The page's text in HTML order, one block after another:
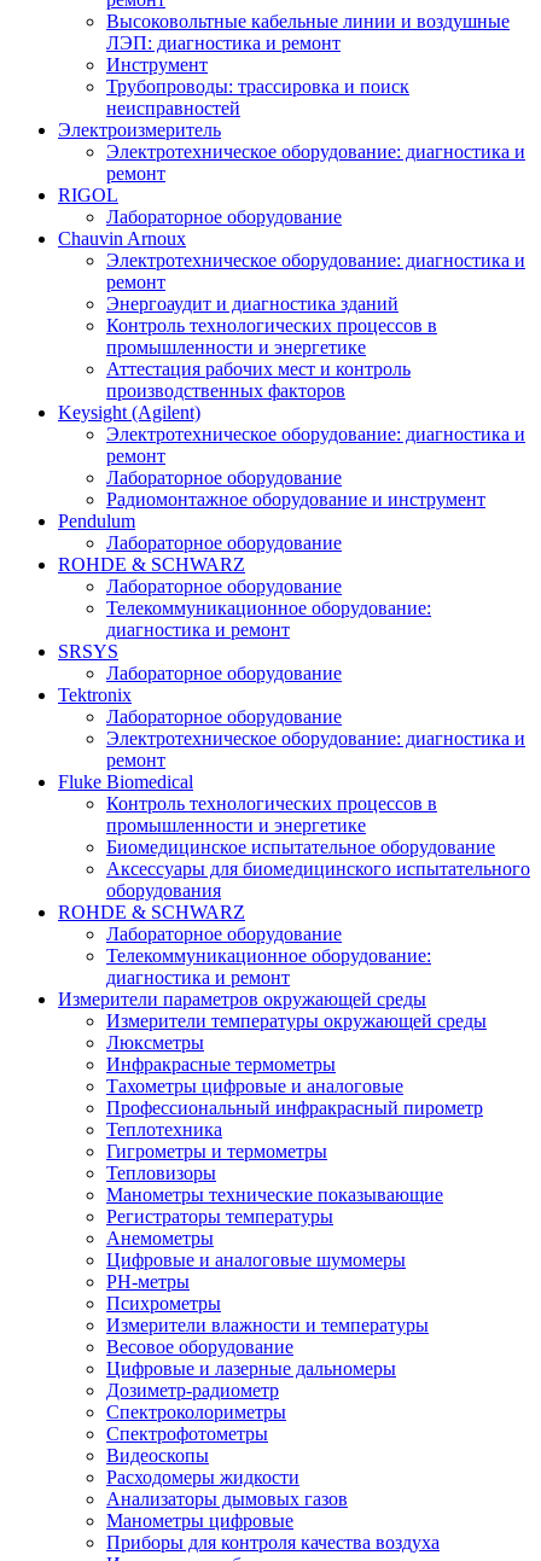
Высоковольтные кабельные линии и воздушные
ЛЭП: диагностика и ремонт
Инструмент
Трубопроводы: трассировка и поиск
неисправностей
Электроизмеритель
Электротехническое оборудование: диагностика и
ремонт
RIGOL
Лабораторное оборудование
Chauvin Arnoux
Электротехническое оборудование: диагностика и
ремонт
Энергоаудит и диагностика зданий
Контроль технологических процессов в
промышленности и энергетике
Аттестация рабочих мест и контроль
производственных факторов
Keysight (Agilent)
Электротехническое оборудование: диагностика и
ремонт
Лабораторное оборудование
Радиомонтажное оборудование и инструмент
Pendulum
Лабораторное оборудование
ROHDE & SCHWARZ
Лабораторное оборудование
Телекоммуникационное оборудование:
диагностика и ремонт
SRSYS
Лабораторное оборудование
Tektronix
Лабораторное оборудование
Электротехническое оборудование: диагностика и
ремонт
Fluke Biomedical
Контроль технологических процессов в
промышленности и энергетике
Биомедицинское испытательное оборудование
Аксессуары для биомедицинского испытательного
оборудования
ROHDE & SCHWARZ
Лабораторное оборудование
Телекоммуникационное оборудование:
диагностика и ремонт
Измерители параметров окружающей среды
Измерители температуры окружающей среды
Люксметры
Инфракрасные термометры
Тахометры цифровые и аналоговые
Профессиональный инфракрасный пирометр
Теплотехника
Гигрометры и термометры
Тепловизоры
Манометры технические показывающие
Регистраторы температуры
Анемометры
Цифровые и аналоговые шумомеры
PH-метры
Психрометры
Измерители влажности и температуры
Весовое оборудование
Цифровые и лазерные дальномеры
Дозиметр-радиометр
Спектроколориметры
Спектрофотометры
Видеоскопы
Расходомеры жидкости
Анализаторы дымовых газов
Манометры цифровые
Приборы для контроля качества воздуха